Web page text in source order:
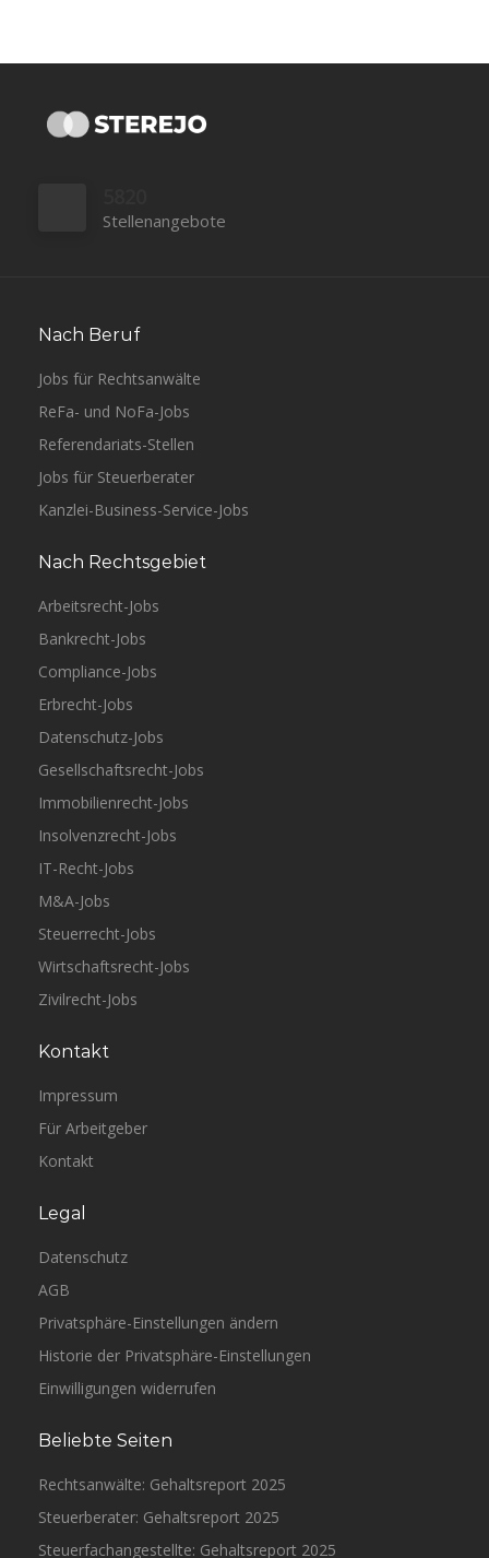
Stellenangebote
Nach Beruf
Jobs für Rechtsanwälte
ReFa- und NoFa-Jobs
Referendariats-Stellen
Jobs für Steuerberater
Kanzlei-Business-Service-Jobs
Nach Rechtsgebiet
Arbeitsrecht-Jobs
Bankrecht-Jobs
Compliance-Jobs
Erbrecht-Jobs
Datenschutz-Jobs
Gesellschaftsrecht-Jobs
Immobilienrecht-Jobs
Insolvenzrecht-Jobs
IT-Recht-Jobs
M&A-Jobs
Steuerrecht-Jobs
Wirtschaftsrecht-Jobs
Zivilrecht-Jobs
Kontakt
Impressum
Für Arbeitgeber
Kontakt
Legal
Datenschutz
AGB
Privatsphäre-Einstellungen ändern
Historie der Privatsphäre-Einstellungen
Einwilligungen widerrufen
Beliebte Seiten
Rechtsanwälte: Gehaltsreport 2025
Steuerberater: Gehaltsreport 2025
Steuerfachangestellte: Gehaltsreport 2025